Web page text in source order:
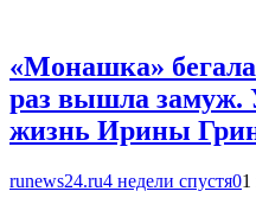
«Монашка» бегала
раз вышла замуж.
жизнь Ирины
runews24.ru4 недели спустя0